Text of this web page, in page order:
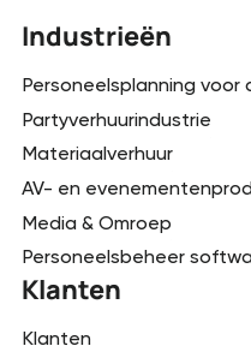
Industrieën
Personeelsplanning
Partyverhuurindustrie
Materiaalverhuur
AV- en
Media & Omroep
Personeelsbeheer
Klanten
Klanten